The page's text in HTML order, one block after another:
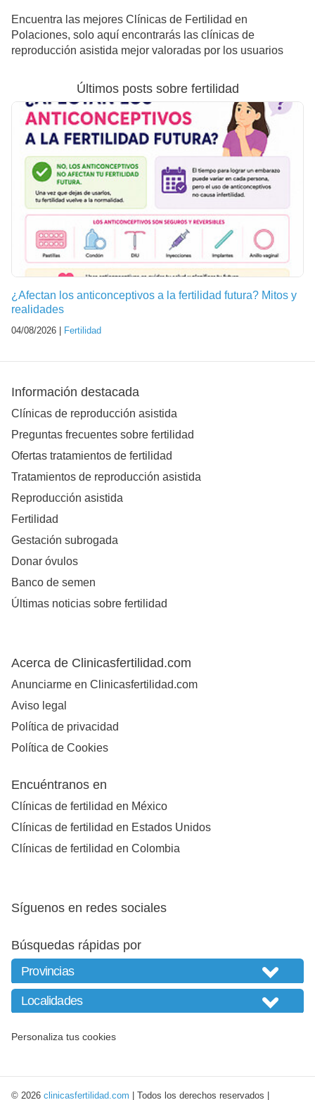
Encuentra las mejores Clínicas de Fertilidad en
Polaciones, solo aquí encontrarás las clínicas de
reproducción asistida mejor valoradas por los usuarios
Últimos posts sobre fertilidad
¿Afectan los anticonceptivos a la fertilidad futura? Mitos y
realidades
04/08/2026 | Fertilidad
Información destacada
Clínicas de reproducción asistida
Preguntas frecuentes sobre fertilidad
Ofertas tratamientos de fertilidad
Tratamientos de reproducción asistida
Reproducción asistida
Fertilidad
Gestación subrogada
Donar óvulos
Banco de semen
Últimas noticias sobre fertilidad
Acerca de Clinicasfertilidad.com
Anunciarme en Clinicasfertilidad.com
Aviso legal
Política de privacidad
Política de Cookies
Encuéntranos en
Clínicas de fertilidad en México
Clínicas de fertilidad en Estados Unidos
Clínicas de fertilidad en Colombia
Síguenos en redes sociales
Búsquedas rápidas por
Personaliza tus cookies
© 2026 clinicasfertilidad.com | Todos los derechos reservados |